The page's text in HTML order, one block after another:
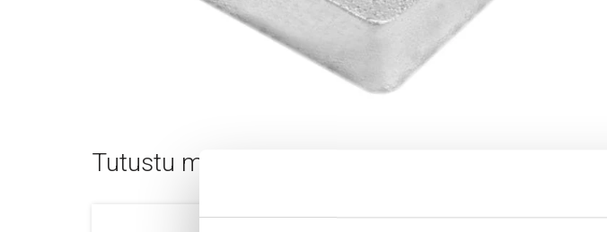
Tutustu myös